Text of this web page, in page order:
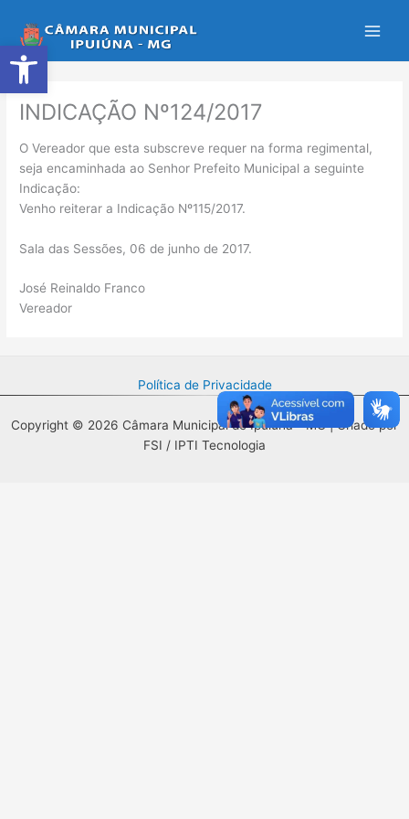
Abrir a barra de ferramentas
para
o
conteúdo
INDICAÇÃO Nº124/2017
O Vereador que esta subscreve requer na forma regimental,
seja encaminhada ao Senhor Prefeito Municipal a seguinte
Indicação:
Venho reiterar a Indicação Nº115/2017.
Sala das Sessões, 06 de junho de 2017.
José Reinaldo Franco
Vereador
Política de Privacidade
Copyright © 2026 Câmara Municipal de Ipuiúna - MG | Criado por
FSI / IPTI Tecnologia